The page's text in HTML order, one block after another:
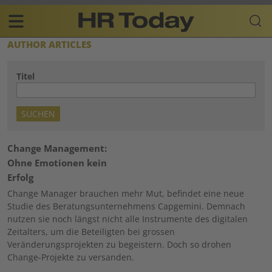
Skip
content
Plattform
für
Human
Main
DE
AUTHOR ARTICLES
Titel
Change Management:
Ohne Emotionen kein
Erfolg
Change Manager brauchen mehr Mut, befindet eine neue
Studie des Beratungsunternehmens Capgemini. Demnach
nutzen sie noch längst nicht alle Instrumente des digitalen
Zeitalters, um die Beteiligten bei grossen
Veränderungsprojekten zu begeistern. Doch so drohen
Change-Projekte zu versanden.